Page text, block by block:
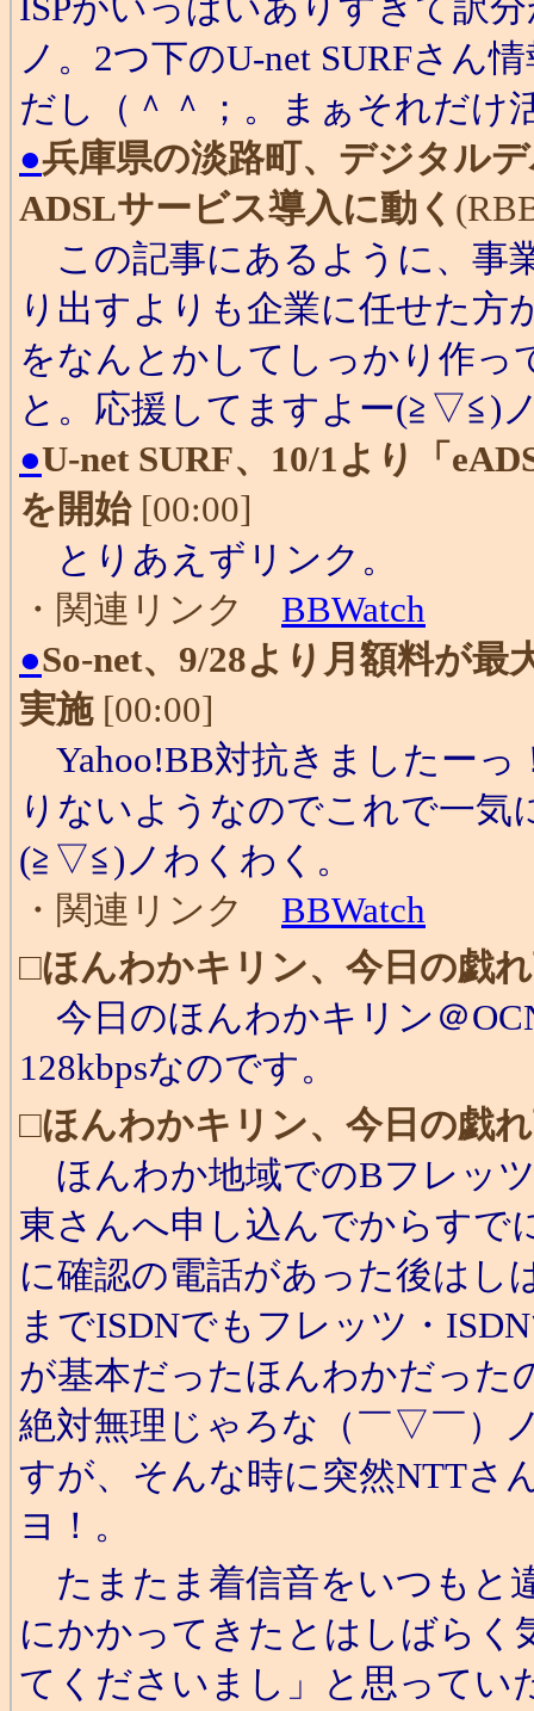
ノ。2つ下のU-net SURFさん
だし（＾＾；。まぁそれだけ
●兵庫県の淡路町、デジタル
ADSLサービス導入に動く
この記事にあるように、事
り出すよりも企業に任せた方
をなんとかしてしっかり作っ
と。応援してますよー(≧▽≦)
●U-net SURF、10/1より「
を開始[00:00]
とりあえずリンク。
・関連リンク BBWatch
●So-net、9/28より月額料が
実施[00:00]
Yahoo!BB対抗きましたーっ
りないようなのでこれで一
(≧▽≦)ノわくわく。
・関連リンク BBWatch
□ほんわかキリン、今日の戯
今日のほんわかキリン＠
128kbpsなのです。
□ほんわかキリン、今日の戯
ほんわか地域でのBフレッ
東さんへ申し込んでからすで
に確認の電話があった後はし
までISDNでもフレッツ・
が基本だったほんわかだった
絶対無理じゃろな（￣▽￣）
すが、そんな時に突然NTTさ
ヨ！。
たまたま着信音をいつもと
にかかってきたとはしばらく
てくださいまし」と思って